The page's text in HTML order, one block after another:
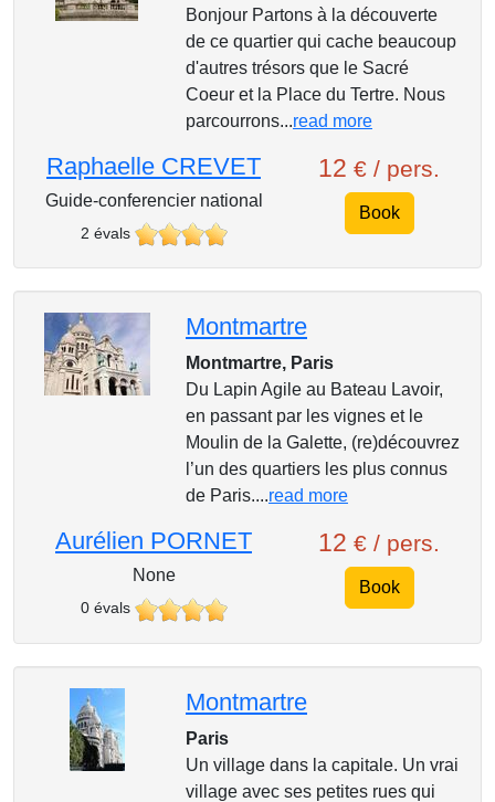
Bonjour Partons à la découverte
de ce quartier qui cache beaucoup
d'autres trésors que le Sacré
Coeur et la Place du Tertre. Nous
parcourrons...read more
Raphaelle CREVET
Guide-conferencier national
2 évals
12 € / pers.
Book
Montmartre
Montmartre, Paris
Du Lapin Agile au Bateau Lavoir,
en passant par les vignes et le
Moulin de la Galette, (re)découvrez
l’un des quartiers les plus connus
de Paris....read more
Aurélien PORNET
None
0 évals
12 € / pers.
Book
Montmartre
Paris
Un village dans la capitale. Un vrai
village avec ses petites rues qui